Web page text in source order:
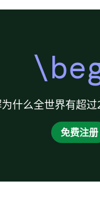
什么全世界有超
免费注册